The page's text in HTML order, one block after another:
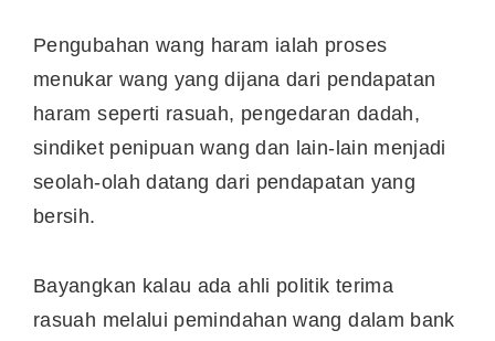
Pengubahan wang haram ialah proses
menukar wang yang dijana dari pendapatan
haram seperti rasuah, pengedaran dadah,
sindiket penipuan wang dan lain-lain menjadi
seolah-olah datang dari pendapatan yang
bersih.
Bayangkan kalau ada ahli politik terima
rasuah melalui pemindahan wang dalam bank